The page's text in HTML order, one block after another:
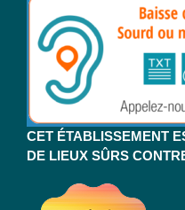
CET ÉTABLISSEMENT
DE LIEUX SÛRS